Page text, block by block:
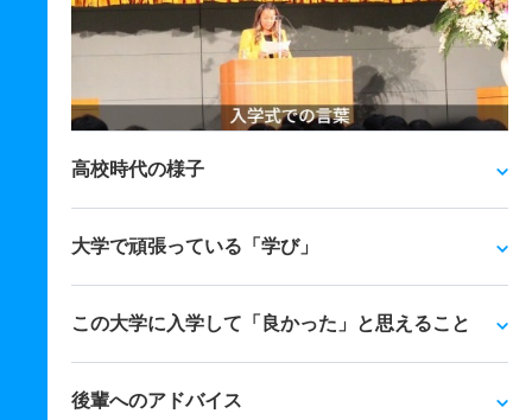
高校時代の様子
大学で頑張っている「学び」
この大学に入学して「良かった」と思えること
後輩へのアドバイス